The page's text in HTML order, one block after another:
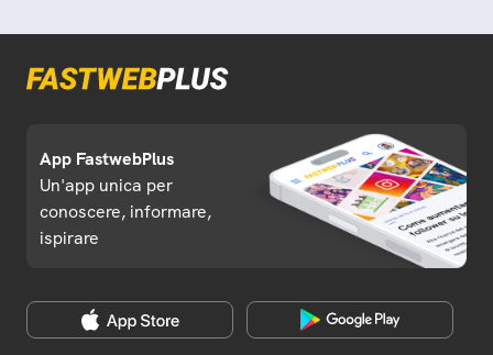
App FastwebPlus
Un'app unica per
conoscere, informare,
ispirare